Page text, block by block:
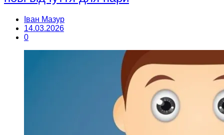
Іван Мазур
14.03.2026
0